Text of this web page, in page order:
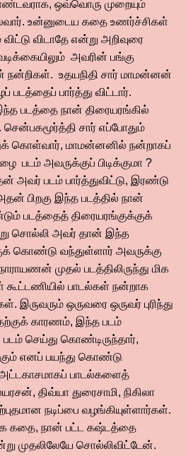
ஒவ்வொரு முறையும்
உன்னுடைய கதை உணர்ச்சிகள்
விடாதே என்று அறிவுரை
அவரின் பங்கு
நன்றிகள். உதயநிதி சார் மாமன்னன்
படத்தைப் பார்த்து விட்டார்.
படத்தை நான் திரையரங்கில்
சென்பகமூர்த்தி சார் எப்போதும்
கொள்வார், மாமன்னனில் நன்றாகப்
படம் அவருக்குப் பிடிக்குமா ?
அவர் படம் பார்த்துவிட்டு, இரண்டு
பிறகு இந்த படத்தில் நான்
படத்தைத் திரையரங்குக்குக்
சொல்லி அவர் தான் இந்த
கொண்டு வந்துள்ளார் அவருக்கு
முதல் படத்திலிருந்து மிக
கூட்டணியில் பாடல்கள் நன்றாக
இருவரும் ஒருவரை ஒருவர் புரிந்து
காரணம், இந்த படம்
செய்து கொண்டிருந்தார்,
எனப் பயந்து கொண்டு
பாடல்களைத்
திவ்யா துரைசாமி, நிகிலா
நடிப்பை வழங்கியுள்ளார்கள்.
கதை, நான் பட்ட கஷ்டத்தை
முதலிலேயே சொல்லிவிட்டேன்.